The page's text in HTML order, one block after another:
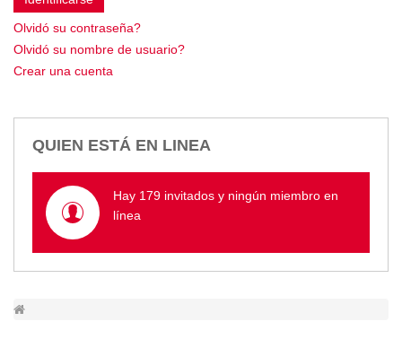
Olvidó su contraseña?
Olvidó su nombre de usuario?
Crear una cuenta
QUIEN ESTÁ EN LINEA
Hay 179 invitados y ningún miembro en
línea
Empresa Pública de Vivienda
Biblioteca
P.A.C. - P.O.A.
Ordenanzas/Resoluciones
Cumplimiento LOTAIP
Concurso de Méritos
Concursos 2016
Servicio